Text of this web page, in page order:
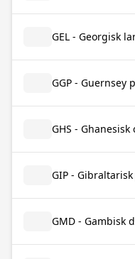
GEL - Georgisk
GGP - Guernsey
GHS - Ghanesisk
GIP -
GMD - Gambisk